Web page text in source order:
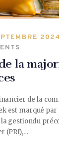
2024
la
de la
est marqué
la gestiondu
(PRI),…